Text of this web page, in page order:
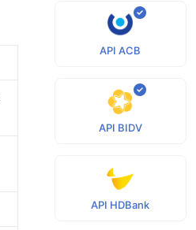
API ACB
API BIDV
API HDBank